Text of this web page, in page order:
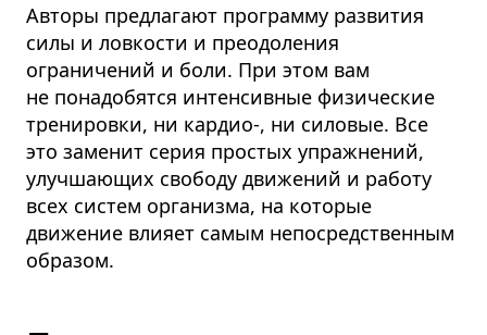
Авторы предлагают программу развития
силы и ловкости и преодоления
ограничений и боли. При этом вам
не понадобятся интенсивные физические
тренировки, ни кардио-, ни силовые. Все
это заменит серия простых упражнений,
улучшающих свободу движений и работу
всех систем организма, на которые
движение влияет самым непосредственным
образом.